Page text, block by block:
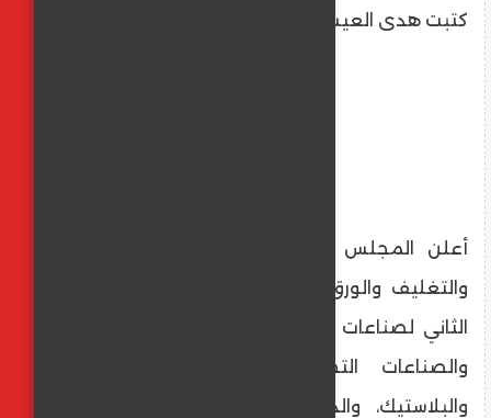
كتبت هدى العيسوى
أعلن المجلس التصديري لصناعات الطباعة
والتغليف والورق عن افتتاح المعرض الدولي
الثاني لصناعات الورق والكرتون والورق الصحي
والصناعات التحويلية والطباعة والتغليف
والبلاستيك، والذي انطلقت فعالياته اليوم